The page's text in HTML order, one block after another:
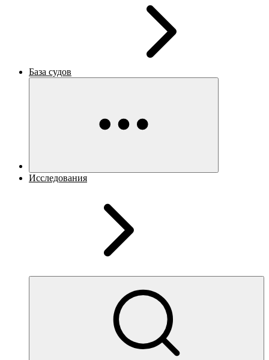
База судов
Исследования